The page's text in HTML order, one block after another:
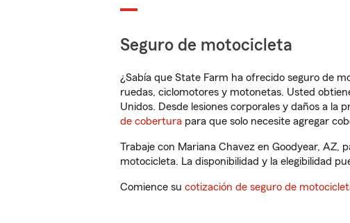
Seguro de motocicleta
¿Sabía que State Farm ha ofrecido seguro de
ruedas, ciclomotores y motonetas. Usted
Unidos. Desde lesiones corporales y daños a la
de cobertura para que solo necesite agregar
Trabaje con Mariana Chavez en Goodyear, AZ,
motocicleta. La disponibilidad y la elegibilidad
Comience su cotización de seguro de